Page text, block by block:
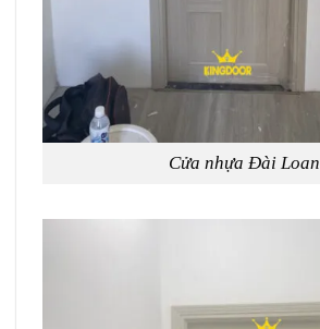
Cửa nhựa Đài Loan